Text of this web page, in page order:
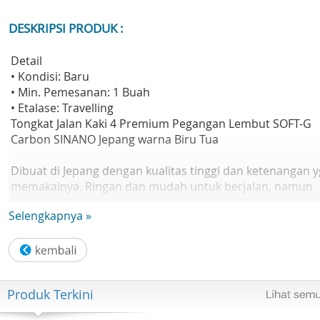
DESKRIPSI PRODUK :
Detail
• Kondisi: Baru
• Min. Pemesanan: 1 Buah
• Etalase: Travelling
Tongkat Jalan Kaki 4 Premium Pegangan Lembut SOFT-G
Carbon SINANO Jepang warna Biru Tua
Dibuat di Jepang dengan kualitas tinggi dan ketenangan
memakainya. Ringan dan mudah untuk berjalan, namun
Desain penuh gaya dan modis yang mengingatkan pada
Skandinavia tidak hanya membuat jalan-jalan menjadi
menyenangkan, tetapi juga cocok dengan interior rumah
Anda.
Selengkapnya »
Produk Terkini